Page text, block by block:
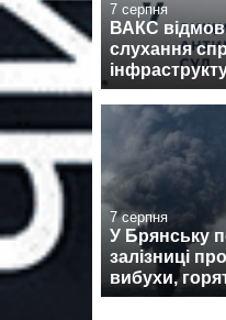
7 серпня
ВАКС
слухання
7 серпня
У Брянську
залізниці
вибухи,